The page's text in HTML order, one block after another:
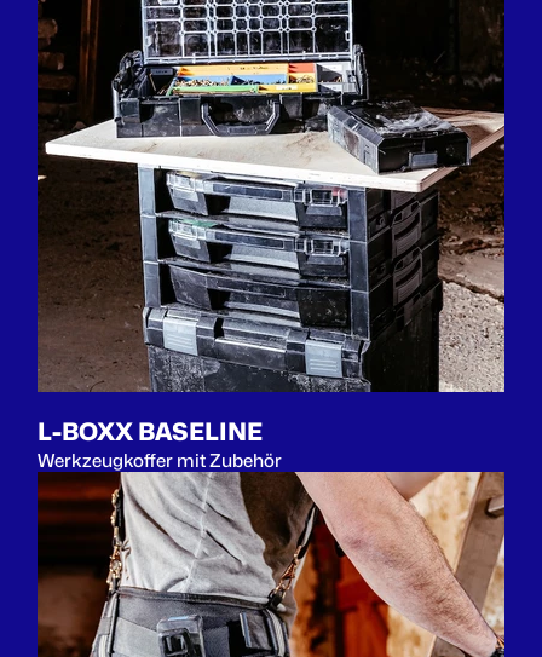
L-BOXX BASELINE
Werkzeugkoffer mit Zubehör